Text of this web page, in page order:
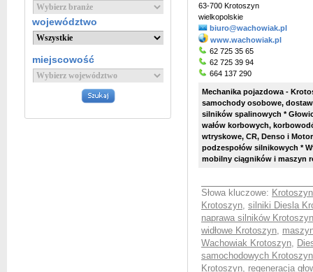
województwo
miejscowość
63-700 Krotoszyn
wielkopolskie
biuro@wachowiak.pl
www.wachowiak.pl
62 725 35 65
62 725 39 94
664 137 290
Mechanika pojazdowa -
samochody osobowe,
silników spalinowych *
wałów korbowych,
wtryskowe, CR, Denso i
podzespołów silnikowych *
mobilny ciągników i maszyn
Słowa kluczowe:
Krotoszyn, silniki Diesla
naprawa silników Krotoszyn
widłowe Krotoszyn,
Wachowiak Krotoszyn,
samochodowych Krotoszyn
Krotoszyn, regeneracja